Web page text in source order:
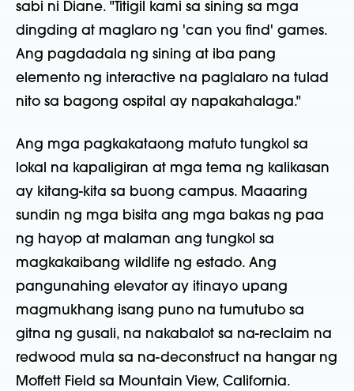
sabi ni Diane. "Titigil kami sa sining sa mga
dingding at maglaro ng 'can you find' games.
Ang pagdadala ng sining at iba pang
elemento ng interactive na paglalaro na tulad
nito sa bagong ospital ay napakahalaga."
Ang mga pagkakataong matuto tungkol sa
lokal na kapaligiran at mga tema ng kalikasan
ay kitang-kita sa buong campus. Maaaring
sundin ng mga bisita ang mga bakas ng paa
ng hayop at malaman ang tungkol sa
magkakaibang wildlife ng estado. Ang
pangunahing elevator ay itinayo upang
magmukhang isang puno na tumutubo sa
gitna ng gusali, na nakabalot sa na-reclaim na
redwood mula sa na-deconstruct na hangar ng
Moffett Field sa Mountain View, California.